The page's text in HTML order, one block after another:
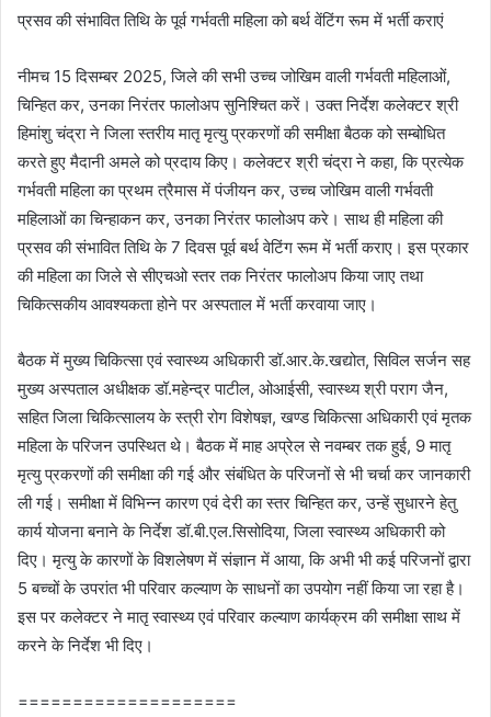
प्रसव की संभावित तिथि के पूर्व गर्भवती महिला को बर्थ वेंटिंग रूम में भर्ती कराएं
नीमच 15 दिसम्‍बर 2025, जिले की सभी उच्‍च जोखिम वाली गर्भवती महिलाओं,
चिन्हित कर, उनका निरंतर फालोअप सुनिश्चित करें। उक्‍त निर्देश कलेक्‍टर श्री
हिमांशु चंद्रा ने जिला स्‍तरीय मातृ मृत्‍यु प्रकरणों की समीक्षा बैठक को सम्‍बोधित
करते हुए मैदानी अमले को प्रदाय किए। कलेक्‍टर श्री चंद्रा ने कहा, कि प्रत्‍येक
गर्भवती महिला का प्रथम त्रैमास में पंजीयन कर, उच्‍च जोखिम वाली गर्भवती
महिलाओं का चिन्हाकन कर, उनका निरंतर फालोअप करे। साथ ही महिला की
प्रसव की संभावित तिथि के 7 दिवस पूर्व बर्थ वेटिंग रूम में भर्ती कराए। इस प्रकार
की महिला का जिले से सीएचओ स्‍तर तक निरंतर फालोअप किया जाए तथा
चिकित्‍सकीय आवश्‍यकता होने पर अस्‍पताल में भर्ती करवाया जाए।
बैठक में मुख्‍य चिकित्‍सा एवं स्‍वास्‍थ्‍य अधिकारी डॉ.आर.के.खद्योत, सिविल सर्जन सह
मुख्‍य अस्‍पताल अ‍धीक्षक डॉ.महेन्‍द्र पाटील, ओआईसी, स्‍वास्‍थ्‍य श्री पराग जैन,
सहित जिला चिकित्‍सालय के स्‍त्री रोग विशेषज्ञ, खण्‍ड चिकित्‍सा अधिकारी एवं मृतक
महिला के परिजन उपस्थित थे। बैठक में माह अप्रेल से नवम्‍बर तक हुई, 9 मातृ
मृत्‍यु प्रकरणों की समीक्षा की गई और संबंधित के परिजनों से भी चर्चा कर जानकारी
ली गई। समीक्षा में विभिन्‍न कारण एवं देरी का स्‍तर चिन्हित कर, उन्‍हें सुधारने हेतु
कार्य योजना बनाने के निर्देश डॉ.बी.एल.सिसोदिया, जिला स्‍वास्‍थ्‍य अधिकारी को
दिए। मृत्‍यु के कारणों के विशलेषण में संज्ञान में आया, कि अभी भी कई परिजनों द्वारा
5 बच्‍चों के उपरांत भी परिवार कल्‍याण के साधनों का उपयोग नहीं किया जा रहा है।
इस पर कलेक्‍टर ने मातृ स्‍वास्‍थ्‍य एवं परिवार कल्‍याण कार्यक्रम की समीक्षा साथ में
करने के निर्देश भी दिए।
====================